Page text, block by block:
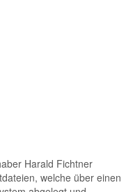
Harald Fichtner
welche über einen